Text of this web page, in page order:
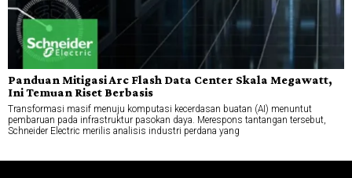
Panduan Mitigasi Arc Flash Data Center Skala Megawatt,
Ini Temuan Riset Berbasis
Transformasi masif menuju komputasi kecerdasan buatan (AI) menuntut
pembaruan pada infrastruktur pasokan daya. Merespons tantangan tersebut,
Schneider Electric merilis analisis industri perdana yang